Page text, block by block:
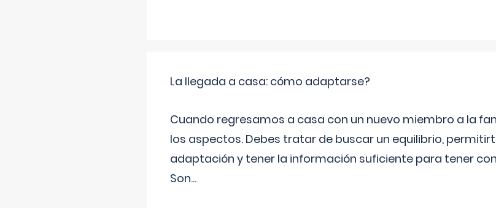
La llegada a casa: cómo adaptarse?
Cuando regresamos a casa con un nuevo miembro a la
los aspectos. Debes tratar de buscar un equilibrio,
adaptación y tener la información suficiente para tener
Son...